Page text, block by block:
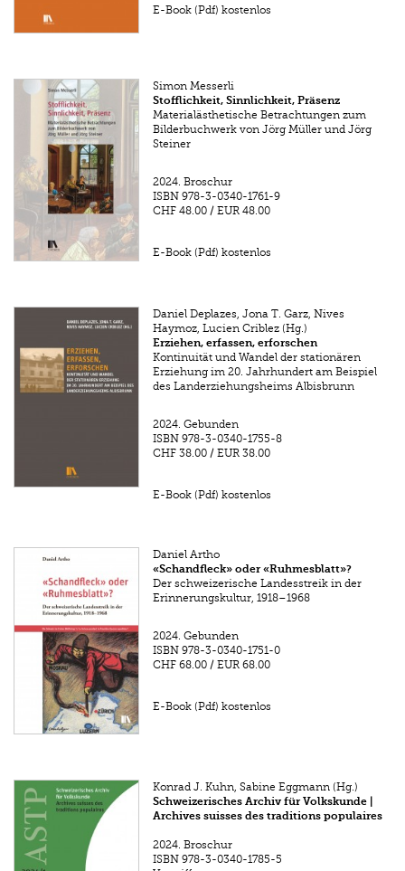
E-Book (Pdf) kostenlos
Simon Messerli
Stofflichkeit, Sinnlichkeit, Präsenz
Materialästhetische Betrachtungen zum
Bilderbuchwerk von Jörg Müller und Jörg
Steiner
2024. Broschur
ISBN 978-3-0340-1761-9
CHF 48.00 /EUR 48.00
E-Book (Pdf) kostenlos
Daniel Deplazes, Jona T. Garz, Nives
Haymoz, Lucien Criblez (Hg.)
Erziehen, erfassen, erforschen
Kontinuität und Wandel der stationären
Erziehung im 20. Jahrhundert am Beispiel
des Landerziehungsheims Albisbrunn
2024. Gebunden
ISBN 978-3-0340-1755-8
CHF 38.00 /EUR 38.00
E-Book (Pdf) kostenlos
Daniel Artho
«Schandfleck» oder «Ruhmesblatt»?
Der schweizerische Landesstreik in der
Erinnerungskultur, 1918–1968
2024. Gebunden
ISBN 978-3-0340-1751-0
CHF 68.00 /EUR 68.00
E-Book (Pdf) kostenlos
Konrad J. Kuhn, Sabine Eggmann (Hg.)
Schweizerisches Archiv für Volkskunde |
Archives suisses des traditions populaires
2024. Broschur
ISBN 978-3-0340-1785-5